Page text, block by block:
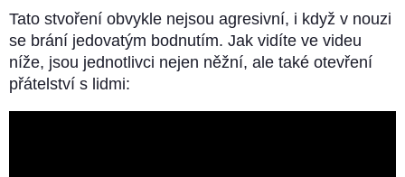
Tato stvoření obvykle nejsou agresivní, i když v nouzi
se brání jedovatým bodnutím. Jak vidíte ve videu
níže, jsou jednotlivci nejen něžní, ale také otevření
přátelství s lidmi: